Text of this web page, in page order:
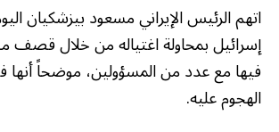
اتهم الرئيس الإيراني مسعود بيزشكيان
إسرائيل بمحاولة اغتياله من خلال قصف
فيها مع عدد من المسؤولين، موضحاً
الهجوم عليه.